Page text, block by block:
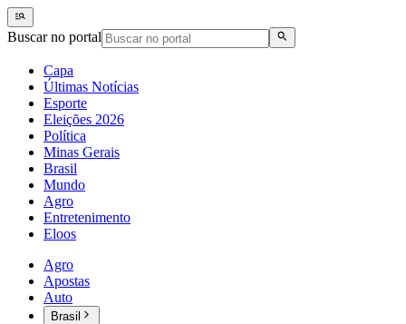
Buscar no portal
Capa
Últimas Notícias
Esporte
Eleições 2026
Política
Minas Gerais
Brasil
Mundo
Agro
Entretenimento
Eloos
Agro
Apostas
Auto
Brasil